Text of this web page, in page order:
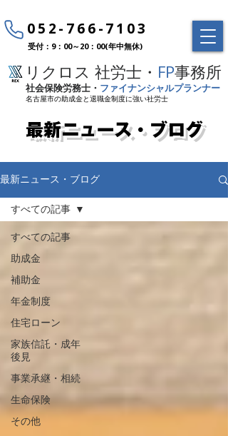
052-766-7103
受付：9：00～20：00(年中無休)
リクロス 社労士・ FP事務所
社会保険労務士・ ファイナンシャルプランナー
名古屋市の助成金と退職金制度に強い社労士
最新ニュース・ブログ
最新ニュース・ブログ
すべての記事
助成金
補助金
年金制度
住宅ローン
家族信託・成年
後見
事業承継・相続
生命保険
その他
すべての記事